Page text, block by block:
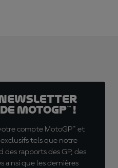
Newsletter
MotoGP™ !
compte MotoGP™ et
tels que notre
rapports des GP, des
ainsi que les dernières